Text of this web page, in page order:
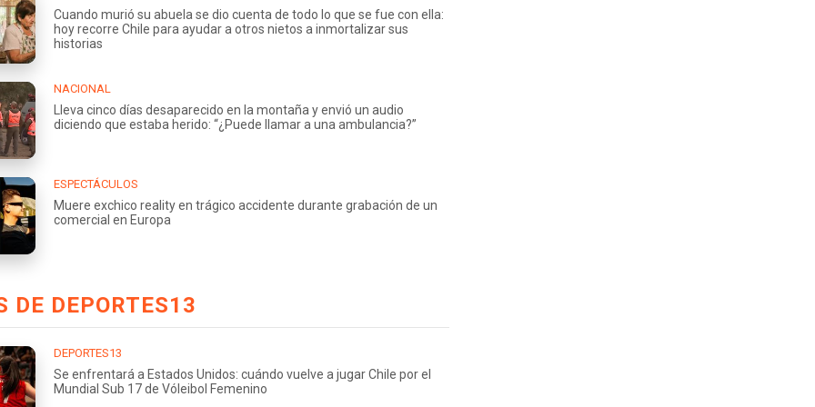
Cuando murió su abuela se dio cuenta de todo lo que se fue con ella:
hoy recorre Chile para ayudar a otros nietos a inmortalizar sus
historias
NACIONAL
Lleva cinco días desaparecido en la montaña y envió un audio
diciendo que estaba herido: “¿Puede llamar a una ambulancia?”
ESPECTÁCULOS
Muere exchico reality en trágico accidente durante grabación de un
comercial en Europa
DE DEPORTES13
DEPORTES13
Se enfrentará a Estados Unidos: cuándo vuelve a jugar Chile por el
Mundial Sub 17 de Vóleibol Femenino